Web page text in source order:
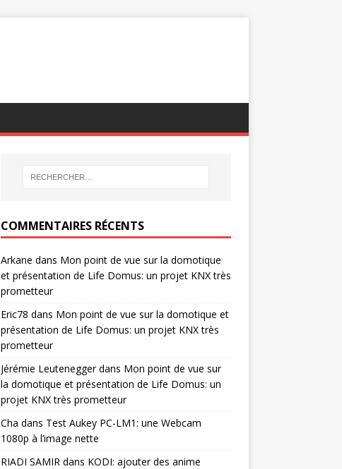
COMMENTAIRES RÉCENTS
Arkane dans Mon point de vue sur la domotique
et présentation de Life Domus: un projet KNX très
prometteur
Eric78 dans Mon point de vue sur la domotique et
présentation de Life Domus: un projet KNX très
prometteur
Jérémie Leuteneggerdans Mon point de vue sur
la domotique et présentation de Life Domus: un
projet KNX très prometteur
Cha dans Test Aukey PC-LM1: une Webcam
1080p à l’image nette
RIADI SAMIR dans KODI: ajouter des anime